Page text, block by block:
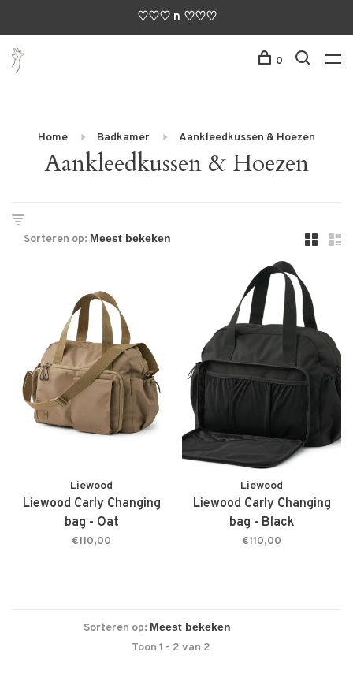
♡♡♡ n ♡♡♡
0
Home Badkamer Aankleedkussen & Hoezen
Aankleedkussen & Hoezen
Sorteren op:
Liewood
Liewood Carly Changing
bag - Oat
€110,00
Liewood
Liewood Carly Changing
bag - Black
€110,00
Sorteren op:
Toon 1 - 2 van 2